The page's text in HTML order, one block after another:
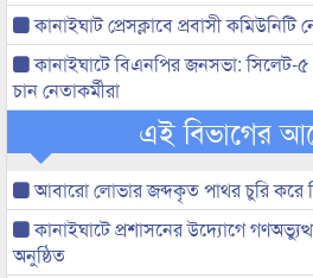
কানাইঘাট প্রেসক্লাবে প্রবাসী
কানাইঘাটে বিএনপির জনসভা: সিলেট-৫
চান নেতাকর্মীরা
এই বিভাগের
আবারো লোভার জব্দকৃত পাথর চুরি করে
কানাইঘাটে প্রশাসনের উদ্যোগে
অনুষ্ঠিত